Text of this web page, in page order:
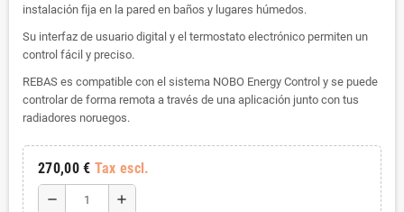
instalación fija en la pared en baños y lugares húmedos.
Su interfaz de usuario digital y el termostato electrónico permiten un
control fácil y preciso.
REBAS es compatible con el sistema NOBO Energy Control y se puede
controlar de forma remota a través de una aplicación junto con tus
radiadores noruegos.
270,00 € Tax escl.
remove add